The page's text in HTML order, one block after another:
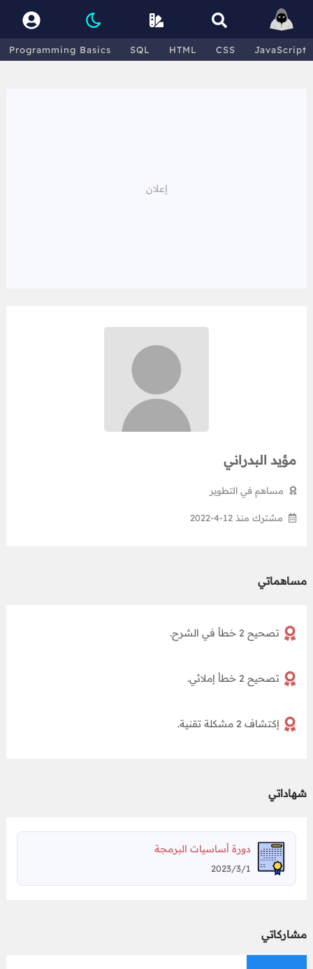
Programming Basics SQL HTML CSS JavaScript
مؤيد البدراني
مساهم في التطوير
مشترك منذ 12-4-2022
مساهماتي
تصحيح 2 خطأ في الشرح.
تصحيح 2 خطأ إملائي.
إكتشاف 2 مشكلة تقنية.
شهاداتي
دورة أساسيات البرمجة
2023/3/1
مشاركاتي